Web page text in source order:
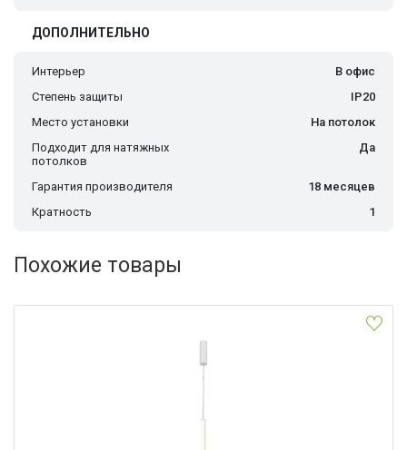
ДОПОЛНИТЕЛЬНО
Интерьер
В офис
Степень защиты
IP20
Место установки
На потолок
Подходит для натяжных
потолков
Да
Гарантия производителя
18 месяцев
Кратность
1
Похожие товары